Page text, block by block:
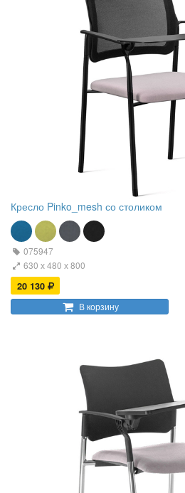
Кресло Pinko_mesh со столиком
075947
630 х 480 х 800
20 130
В корзину